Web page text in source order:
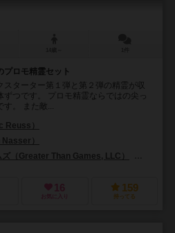
プロモ精霊セット
スターター第１弾と第２弾の精霊が収
つです。 プロモ精霊ならではの尖っ
す。 また敵...
Reuss）
）
（Greater Than Games, LLC）
16
お気に入り
159
持ってる